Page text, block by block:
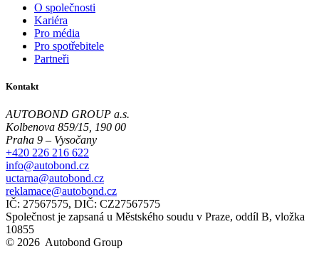
O společnosti
Kariéra
Pro média
Pro spotřebitele
Partneři
Kontakt
AUTOBOND GROUP a.s.
Kolbenova 859/15, 190 00
Praha 9 – Vysočany
+420 226 216 622
info@autobond.cz
uctarna@autobond.cz
reklamace@autobond.cz
IČ: 27567575, DIČ: CZ27567575
Společnost je zapsaná u Městského soudu v Praze, oddíl B, vložka
10855
© 2026 Autobond Group